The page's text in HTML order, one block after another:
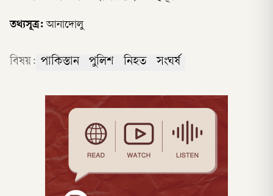
তথ্যসূত্র: আনাদোলু
বিষয়: পাকিস্তান পুলিশ নিহত সংঘর্ষ